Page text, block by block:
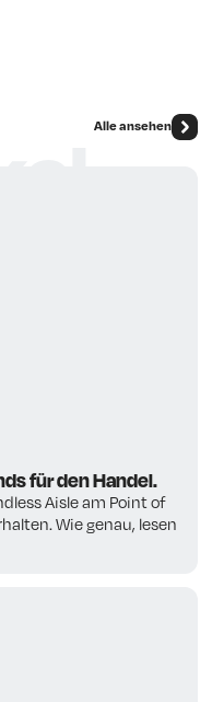
Alle ansehen
für den Handel.
Aisle am Point of
Wie genau, lesen